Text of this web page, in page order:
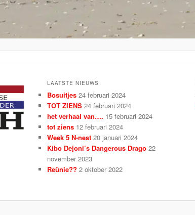
LAATSTE NIEUWS
Bosuitjes 24 februari 2024
TOT ZIENS 24 februari 2024
het verhaal van…. 15 februari 2024
tot ziens 12 februari 2024
Week 5 N-nest 20 januari 2024
Kibo Dejoni’s Dangerous Drago 22
november 2023
Reünie?? 2 oktober 2022